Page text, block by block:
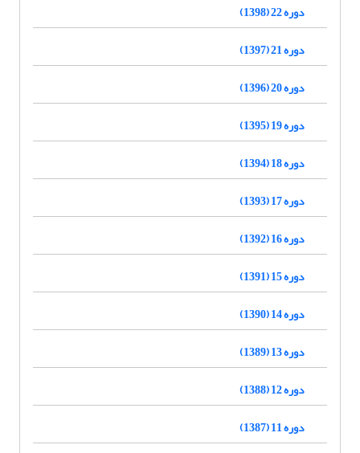
دوره 22 (1398)
دوره 21 (1397)
دوره 20 (1396)
دوره 19 (1395)
دوره 18 (1394)
دوره 17 (1393)
دوره 16 (1392)
دوره 15 (1391)
دوره 14 (1390)
دوره 13 (1389)
دوره 12 (1388)
دوره 11 (1387)